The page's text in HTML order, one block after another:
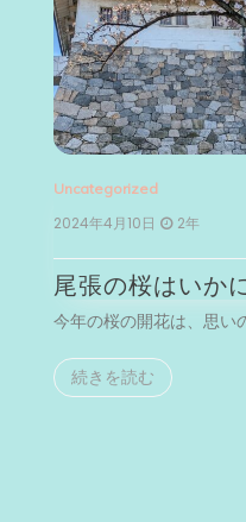
Uncategorized
2024年4月10日 2年
尾張の桜はいか
今年の桜の開花は、思い
続きを読む